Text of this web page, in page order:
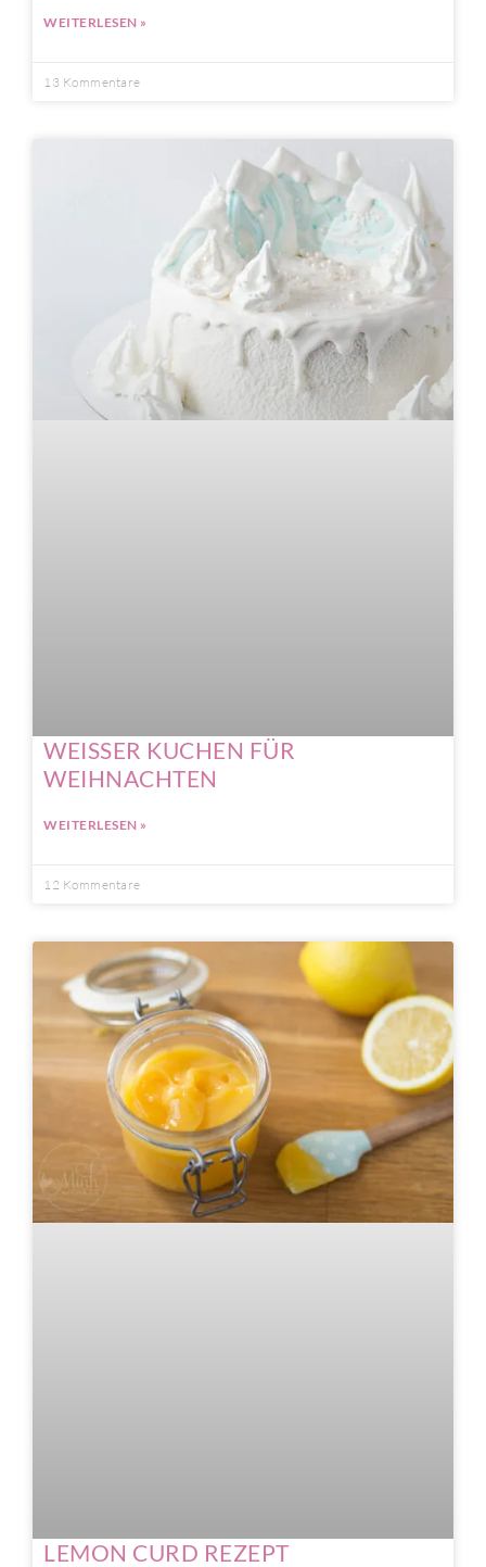
WEITERLESEN »
13 Kommentare
WEISSER KUCHEN FÜR
WEIHNACHTEN
WEITERLESEN »
12 Kommentare
LEMON CURD REZEPT